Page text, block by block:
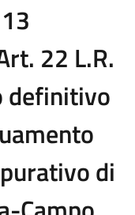
22 L.R.
definitivo
di